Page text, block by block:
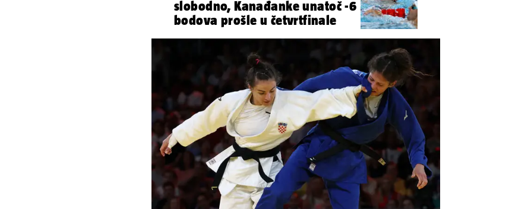
slobodno, Kanađanke unatoč -6
bodova prošle u četvrtfinale